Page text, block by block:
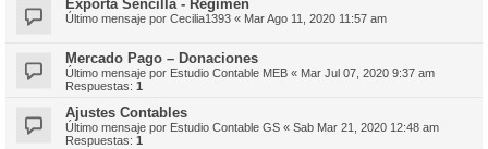
Exporta Sencilla - Régimen
Último mensaje por Cecilia1393 « Mar Ago 11, 2020 11:57 am
Mercado Pago – Donaciones
Último mensaje por Estudio Contable MEB « Mar Jul 07, 2020 9:37 am
Respuestas: 1
Ajustes Contables
Último mensaje por Estudio Contable GS « Sab Mar 21, 2020 12:48 am
Respuestas: 1